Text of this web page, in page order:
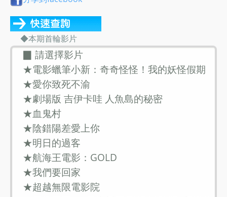
◆本期首輪影片